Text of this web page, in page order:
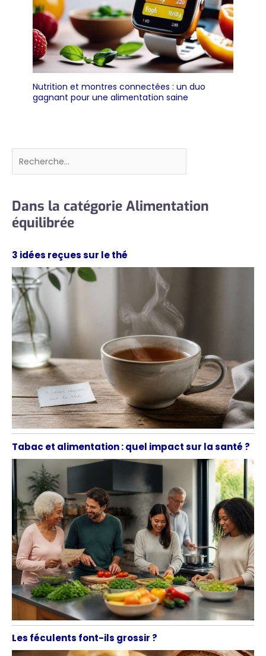
Nutrition et montres connectées : un duo
gagnant pour une alimentation saine
Rechercher
Dans la catégorie Alimentation
équilibrée
3 idées reçues sur le thé
Tabac et alimentation : quel impact sur la santé ?
Les féculents font-ils grossir ?